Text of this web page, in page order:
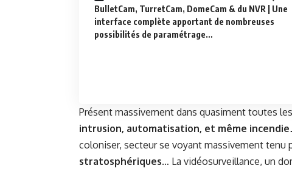
BulletCam, TurretCam, DomeCam & du NVR | Une
interface complète apportant de nombreuses
possibilités de paramétrage…
Présent massivement dans quasiment toutes
intrusion, automatisation, et même
coloniser, secteur se voyant massivement tenu
stratosphériques… La vidéosurveillance, un